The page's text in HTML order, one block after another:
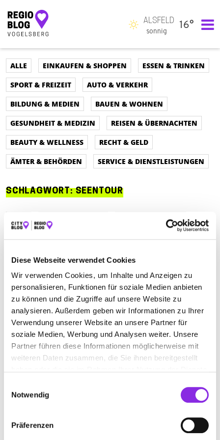
Diese Webseite verwendet Cookies
Wir verwenden Cookies, um Inhalte und Anzeigen zu
personalisieren, Funktionen für soziale Medien anbieten
zu können und die Zugriffe auf unsere Website zu
analysieren. Außerdem geben wir Informationen zu Ihrer
Verwendung unserer Website an unsere Partner für
soziale Medien, Werbung und Analysen weiter. Unsere
Partner führen diese Informationen möglicherweise mit
weiteren Daten zusammen, die Sie ihnen bereitgestellt
Notwendig
Präferenzen
Hauptnavigation
ALSFELD
sonnig
16°
ALLE EINKAUFEN & SHOPPEN
ESSEN & TRINKEN
SPORT & FREIZEIT
AUTO & VERKEHR
BILDUNG & MEDIEN
BAUEN & WOHNEN
GESUNDHEIT & MEDIZIN
REISEN & ÜBERNACHTEN
BEAUTY & WELLNESS
RECHT & GELD
ÄMTER & BEHÖRDEN
SERVICE & DIENSTLEISTUNGEN
SCHLAGWORT:SEENTOUR
ALLE AUTO & VERKEHR
ESSEN & TRINKEN
SPORT & FREIZEIT
ÄMTER & BEHÖRDEN
BAUEN & WOHNEN
BEAUTY & WELLNESS
BILDUNG & MEDIEN
EINKAUFEN & SHOPPEN
GESUNDHEIT & MEDIZIN
RECHT & GELD
REISEN & ÜBERNACHTEN
SERVICE & DIENSTLEISTUNGEN